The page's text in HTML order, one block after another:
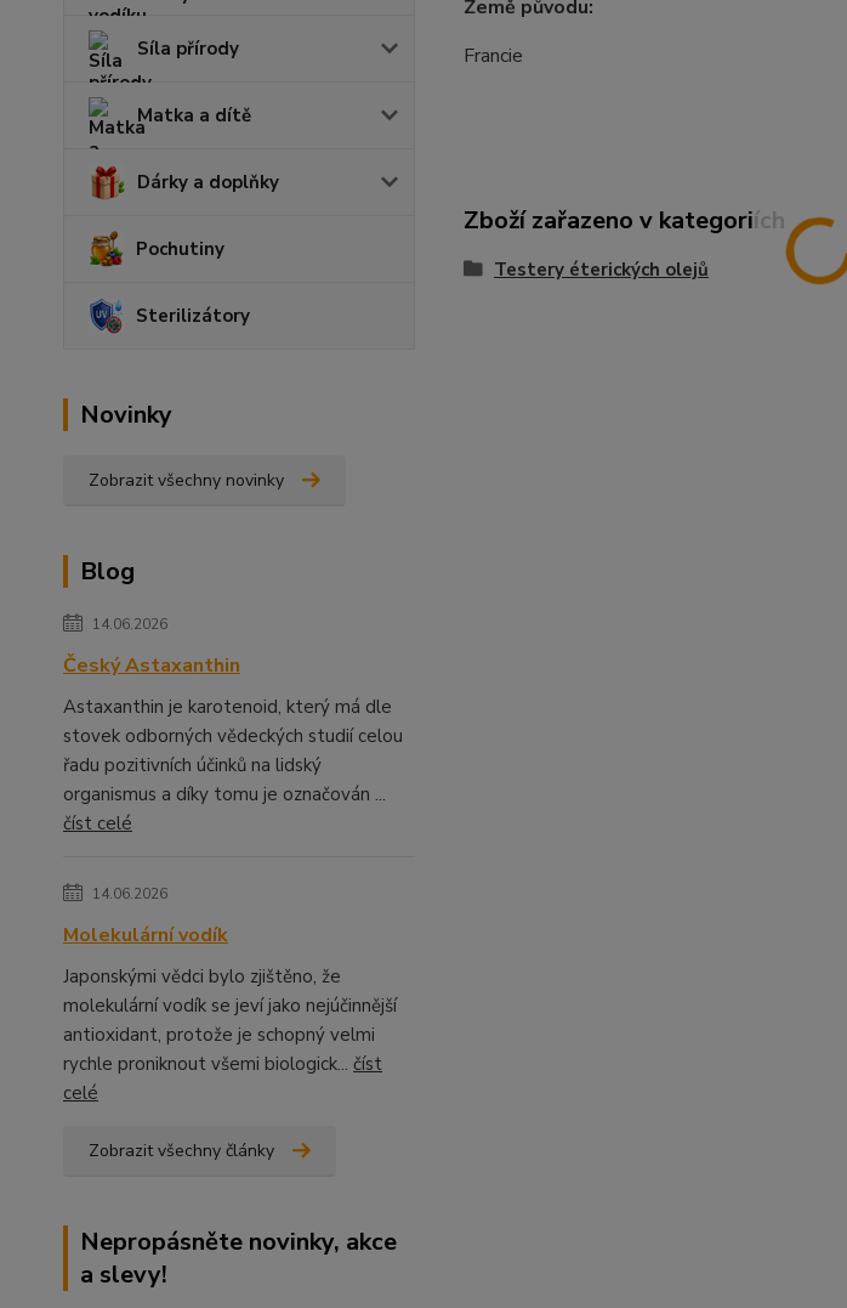
Síla přírody
Matka a dítě
Dárky a doplňky
Pochutiny
Sterilizátory
Novinky
Zobrazit všechny novinky
Blog
14.06.2026
Český Astaxanthin
Astaxanthin je karotenoid, který má dle
stovek odborných vědeckých studií celou
řadu pozitivních účinků na lidský
organismus a díky tomu je označován ...
číst celé
14.06.2026
Molekulární vodík
Japonskými vědci bylo zjištěno, že
molekulární vodík se jeví jako nejúčinnější
antioxidant, protože je schopný velmi
rychle proniknout všemi biologick... číst
celé
Zobrazit všechny články
Nepropásněte novinky, akce
a slevy!
Země původu:
Francie
Zboží zařazeno v kategoriích
Testery éterických olejů